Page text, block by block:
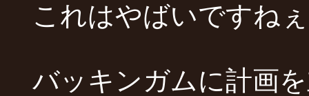
これはやばいですね
バッキンガムに計画